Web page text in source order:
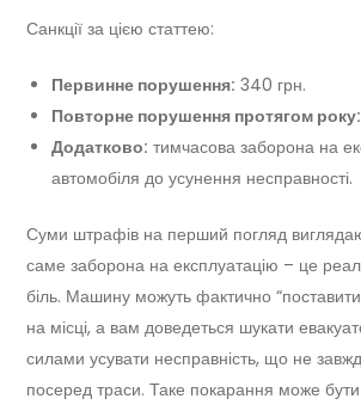
Санкції за цією статтею:
Первинне порушення: 340 грн.
Повторне порушення протягом року:
Додатково: тимчасова заборона на
автомобіля до усунення несправності.
Суми штрафів на перший погляд
саме заборона на експлуатацію – це
біль. Машину можуть фактично
на місці, а вам доведеться шукати
силами усувати несправність, що не
посеред траси. Таке покарання може бути